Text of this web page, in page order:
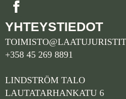
YHTEYSTIEDOT
+358 45 269 8891
LINDSTRÖM TALO
LAUTATARHANKATU 6